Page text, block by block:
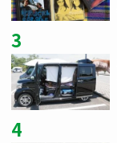
3
4